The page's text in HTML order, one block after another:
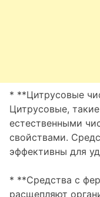
* **Цитрусовые
Цитрусовые,
естественными
свойствами.
эффективны для
* **Средства с
расщепляют